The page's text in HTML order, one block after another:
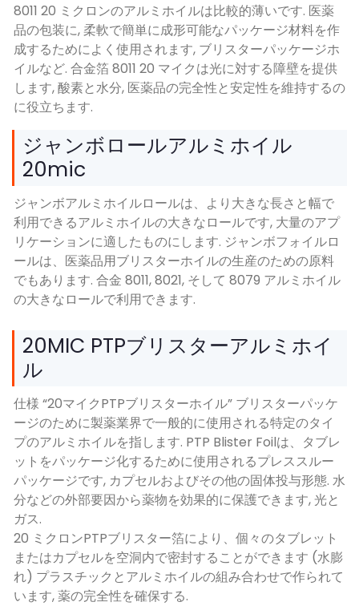
8011 20 ミクロンのアルミホイルは比較的薄いです. 医薬
品の包装に, 柔軟で簡単に成形可能なパッケージ材料を作
成するためによく使用されます, ブリスターパッケージホ
イルなど. 合金箔 8011 20 マイクは光に対する障壁を提供
します, 酸素と水分, 医薬品の完全性と安定性を維持するの
に役立ちます.
ジャンボロールアルミホイル
20mic
ジャンボアルミホイルロールは、より大きな長さと幅で
利用できるアルミホイルの大きなロールです, 大量のアプ
リケーションに適したものにします. ジャンボフォイルロ
ールは、医薬品用ブリスターホイルの生産のための原料
でもあります. 合金 8011, 8021, そして 8079 アルミホイル
の大きなロールで利用できます.
20MIC PTPブリスターアルミホイ
ル
仕様 “20マイクPTPブリスターホイル” ブリスターパッケ
ージのために製薬業界で一般的に使用される特定のタイ
プのアルミホイルを指します. PTP Blister Foilは、タブレ
ットをパッケージ化するために使用されるプレススルー
パッケージです, カプセルおよびその他の固体投与形態. 水
分などの外部要因から薬物を効果的に保護できます, 光と
ガス.
20 ミクロンPTPブリスター箔により、個々のタブレット
またはカプセルを空洞内で密封することができます (水膨
れ) プラスチックとアルミホイルの組み合わせで作られて
います, 薬の完全性を確保する.